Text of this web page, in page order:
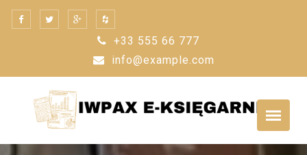
Skip
+33 555 66 777
info@example.com